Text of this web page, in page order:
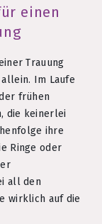
einen
Trauung
Im Laufe
frühen
die keinerlei
ihre
Ringe oder
all den
wirklich auf die